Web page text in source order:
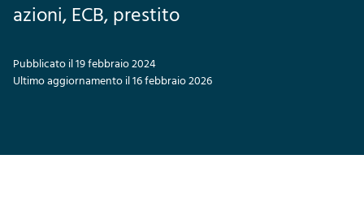
azioni, ECB, prestito
Pubblicato il 19 febbraio 2024
Ultimo aggiornamento il 16 febbraio 2026